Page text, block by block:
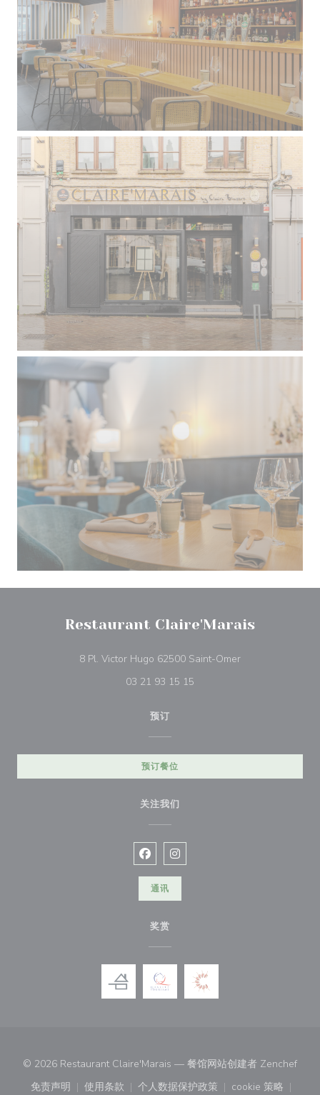
Restaurant Claire'Marais
8 Pl. Victor Hugo 62500 Saint-Omer((在新窗口中打开
03 21 93 15 15
预订
预订餐位
关注我们
Facebook ((在新窗口中打开))
Instagram ((在新窗口中打开))
通讯
奖赏
© 2026 Restaurant Claire'Marais — 餐馆网站创建者 Zenchef((在
免责声明
使用条款 个人数据保护政策 cookie 策略